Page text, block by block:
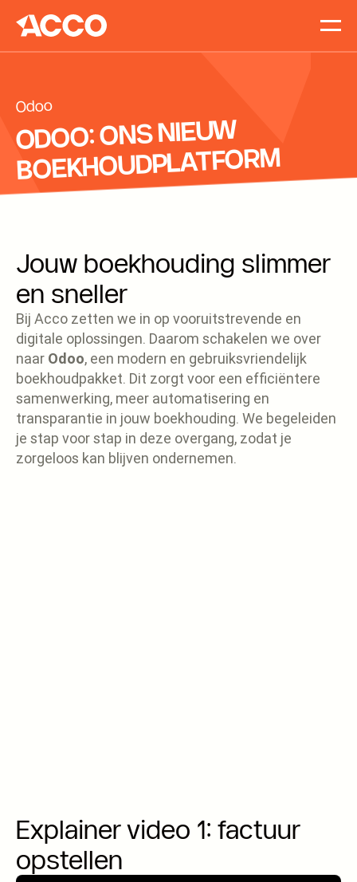
Odoo
ODOO: ONS NIEUW
BOEKHOUDPLATFORM
Jouw boekhouding slimmer
en sneller
Bij Acco zetten we in op vooruitstrevende en
digitale oplossingen. Daarom schakelen we over
naar Odoo, een modern en gebruiksvriendelijk
boekhoudpakket. Dit zorgt voor een efficiëntere
samenwerking, meer automatisering en
transparantie in jouw boekhouding. We begeleiden
je stap voor stap in deze overgang, zodat je
zorgeloos kan blijven ondernemen.
Explainer video 1: factuur
opstellen